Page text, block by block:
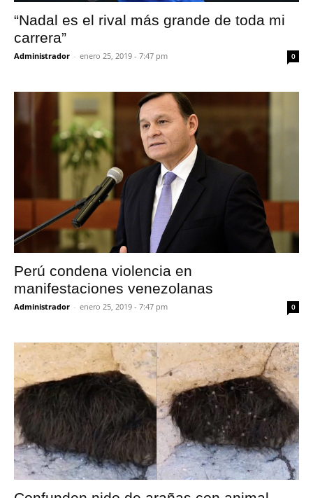
“Nadal es el rival más grande de toda mi
carrera”
Administrador - enero 25, 2019 - 7:47 pm 0
Perú condena violencia en
manifestaciones venezolanas
Administrador - enero 25, 2019 - 7:47 pm 0